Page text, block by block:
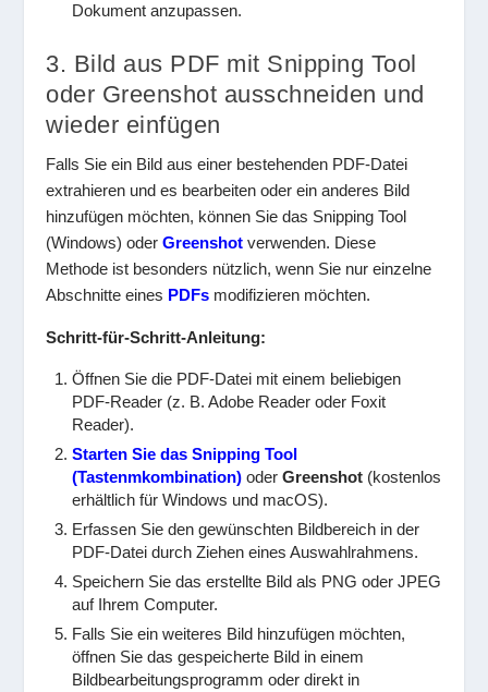
Dokument anzupassen.
3. Bild aus PDF mit Snipping Tool
oder Greenshot ausschneiden und
wieder einfügen
Falls Sie ein Bild aus einer bestehenden PDF-Datei
extrahieren und es bearbeiten oder ein anderes Bild
hinzufügen möchten, können Sie das Snipping Tool
(Windows) oderGreenshot verwenden. Diese
Methode ist besonders nützlich, wenn Sie nur einzelne
Abschnitte eines PDFs modifizieren möchten.
Schritt-für-Schritt-Anleitung:
Öffnen Sie die PDF-Datei mit einem beliebigen
PDF-Reader (z. B. Adobe Reader oder Foxit
Reader).
Starten Sie das Snipping Tool
(Tastenmkombination) oderGreenshot (kostenlos
erhältlich für Windows und macOS).
Erfassen Sie den gewünschten Bildbereich in der
PDF-Datei durch Ziehen eines Auswahlrahmens.
Speichern Sie das erstellte Bild als PNG oder JPEG
auf Ihrem Computer.
Falls Sie ein weiteres Bild hinzufügen möchten,
öffnen Sie das gespeicherte Bild in einem
Bildbearbeitungsprogramm oder direkt in